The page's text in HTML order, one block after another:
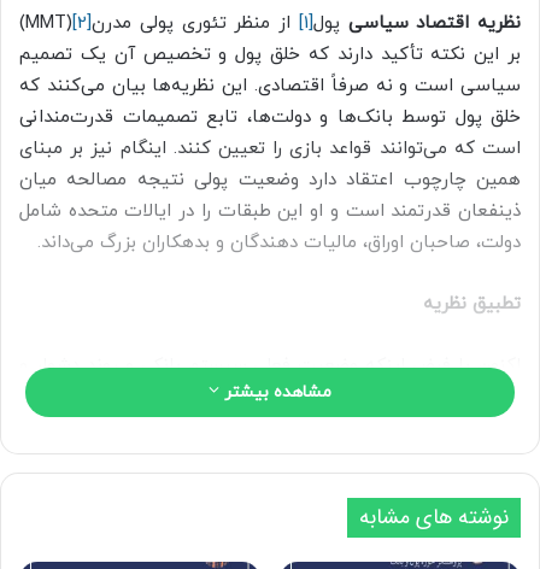
نظریه اقتصاد سیاسی پول[1] از منظر تئوری پولی مدرن[2]
(MMT)
بر این نکته تأکید دارند که خلق پول و تخصیص آن یک تصمیم
سیاسی است و نه صرفاً اقتصادی. این نظریه‌ها بیان می‌کنند که
خلق پول توسط بانک‌ها و دولت‌ها، تابع تصمیمات قدرت‌مندانی
است که می‌توانند قواعد بازی را تعیین کنند. اینگام نیز بر مبنای
همین چارچوب اعتقاد دارد وضعیت پولی نتیجه مصالحه میان
ذینفعان قدرتمند است و او این طبقات را در ایالات متحده شامل
دولت، صاحبان اوراق، مالیات دهندگان و بدهکاران بزرگ می‌داند.
تطبیق نظریه
اکنون با فرض اینکه وضعیت فعلی سیستم بانکی و روند دشوار و
کند اصلاح آن تا حد زیادی ناشی از مقاومت ذی‌نفعان وضع موجود
کنیم.
ابتدا باید یادآوری کرد که اعتبار ذاتا رانت است هرچند موجب
مشاهده بیشتر
نوشته های مشابه